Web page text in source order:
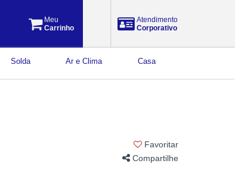
Meu
Carrinho
Atendimento
Corporativo
Solda Ar e Clima Casa
Favoritar
Compartilhe